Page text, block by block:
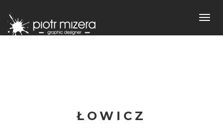
ŁOWICZ